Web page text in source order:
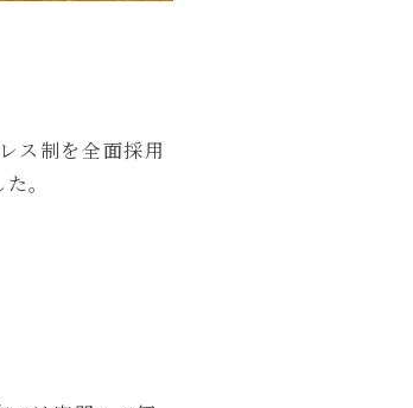
ス制を全面採用
。